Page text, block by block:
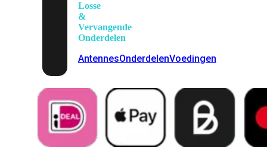
Losse
&
Vervangende
Onderdelen
AntennesOnderdelenVoedingen